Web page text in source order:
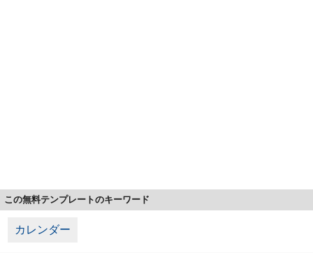
この無料テンプレートのキーワード
カレンダー